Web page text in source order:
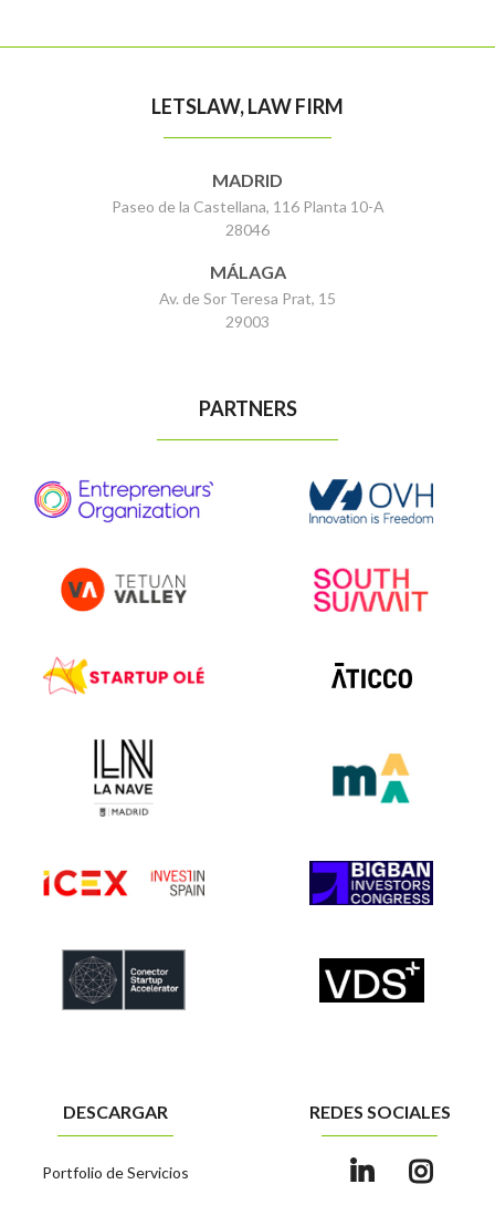
LETSLAW, LAW FIRM
MADRID
Paseo de la Castellana, 116 Planta 10-A
28046
MÁLAGA
Av. de Sor Teresa Prat, 15
29003
PARTNERS
DESCARGAR
Portfolio de Servicios
REDES SOCIALES